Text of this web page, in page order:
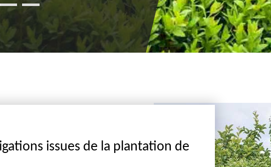
issues de la plantation de